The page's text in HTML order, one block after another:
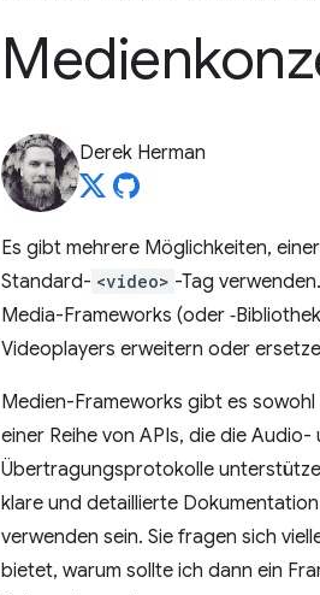
Derek Herman
Es gibt mehrere Möglichkeiten,
Standard- <video> -Tag
Media-Frameworks (oder
Videoplayers erweitern oder
Medien-Frameworks gibt es
einer Reihe von APIs, die die
Übertragungsprotokolle
klare und detaillierte
verwenden sein. Sie fragen sich
bietet, warum sollte ich dann ein